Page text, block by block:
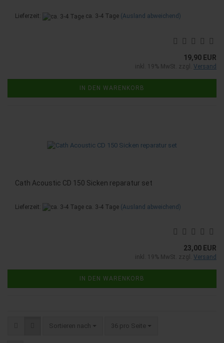
Lieferzeit: ca. 3-4 Tage (Ausland abweichend)
19,90 EUR
inkl. 19% MwSt. zzgl. Versand
IN DEN WARENKORB
Cath Acoustic CD 150 Sicken reparatur set
Lieferzeit: ca. 3-4 Tage (Ausland abweichend)
23,00 EUR
inkl. 19% MwSt. zzgl. Versand
IN DEN WARENKORB
Sortieren nach
Sortieren nach 36 pro Seite
pro Seite